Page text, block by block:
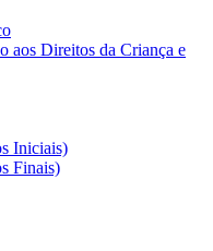
aos Direitos da Criança e
Iniciais)
Finais)